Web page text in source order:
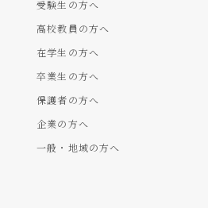
受験生の方へ
高校教員の方へ
在学生の方へ
卒業生の方へ
保護者の方へ
企業の方へ
一般・地域の方へ